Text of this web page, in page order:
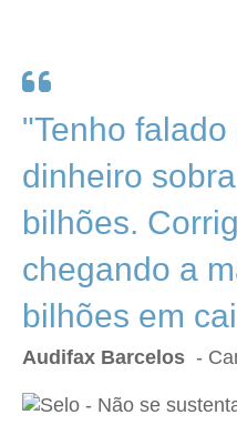
"Tenho falado
dinheiro
bilhões.
chegando a
bilhões em
Audifax Barcelos -